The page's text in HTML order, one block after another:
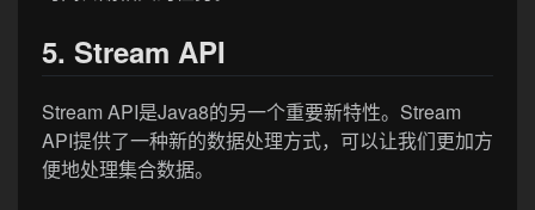
5. Stream API
Stream API是Java8的另一个重要新特性。Stream
API提供了一种新的数据处理方式，可以让我们更加方
便地处理集合数据。